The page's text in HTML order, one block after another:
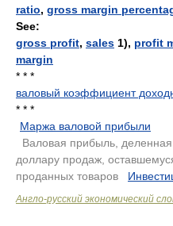
ratio, gross margin
See:
gross profit, sales 1), profit
margin
* * *
валовый коэффициент
* * *
Маржа валовой прибыли
Валовая прибыль,
доллару продаж,
проданных товаров
Англо-русский экономический